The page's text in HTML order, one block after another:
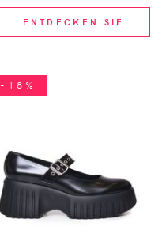
ENTDECKEN SIE
-18%